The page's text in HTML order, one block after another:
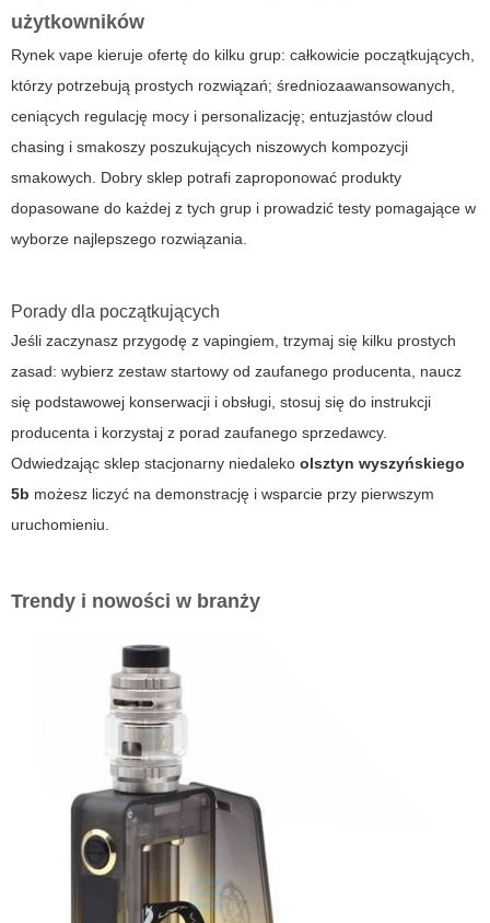
użytkowników
Rynek vape kieruje ofertę do kilku grup: całkowicie początkujących,
którzy potrzebują prostych rozwiązań; średniozaawansowanych,
ceniących regulację mocy i personalizację; entuzjastów cloud
chasing i smakoszy poszukujących niszowych kompozycji
smakowych. Dobry sklep potrafi zaproponować produkty
dopasowane do każdej z tych grup i prowadzić testy pomagające w
wyborze najlepszego rozwiązania.
Porady dla początkujących
Jeśli zaczynasz przygodę z vapingiem, trzymaj się kilku prostych
zasad: wybierz zestaw startowy od zaufanego producenta, naucz
się podstawowej konserwacji i obsługi, stosuj się do instrukcji
producenta i korzystaj z porad zaufanego sprzedawcy.
Odwiedzając sklep stacjonarny niedaleko olsztyn wyszyńskiego
5b możesz liczyć na demonstrację i wsparcie przy pierwszym
uruchomieniu.
Trendy i nowości w branży